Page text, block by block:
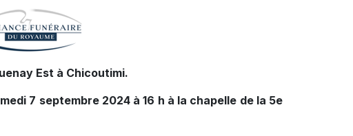
Est à Chicoutimi.
7 septembre 2024 à 16 h à la chapelle de la 5e